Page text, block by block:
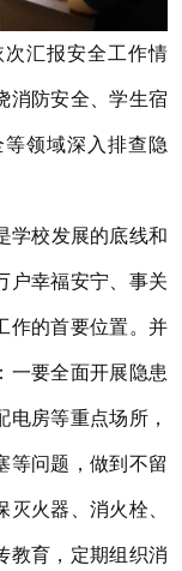
汇报安全工作情
消防安全、学生宿
领域深入排查隐
学校发展的底线和
户幸福安宁、事关
作的首要位置。并
一要全面开展隐患
房等重点场所，
等问题，做到不留
火器、消火栓、
教育，定期组织消